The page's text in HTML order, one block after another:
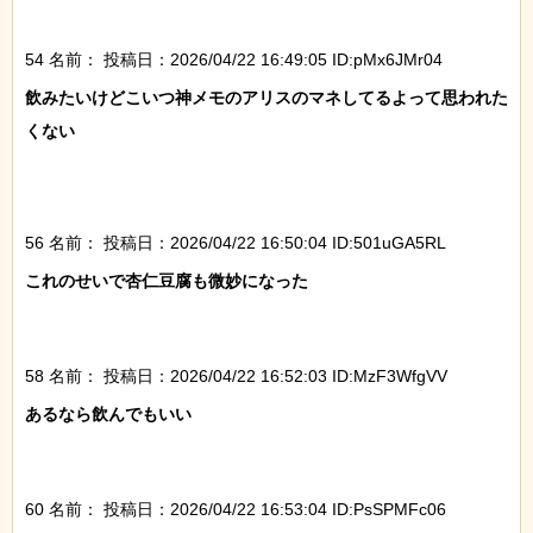
54 名前：
投稿日：2026/04/22 16:49:05 ID:pMx6JMr04
飲みたいけどこいつ神メモのアリスのマネしてるよって思われた
くない
56 名前：
投稿日：2026/04/22 16:50:04 ID:501uGA5RL
これのせいで杏仁豆腐も微妙になった
58 名前：
投稿日：2026/04/22 16:52:03 ID:MzF3WfgVV
あるなら飲んでもいい
60 名前： 投稿日：2026/04/22 16:53:04 ID:PsSPMFc06